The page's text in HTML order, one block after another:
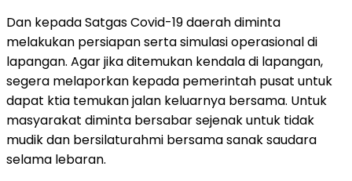
Dan kepada Satgas Covid-19 daerah diminta
melakukan persiapan serta simulasi operasional di
lapangan. Agar jika ditemukan kendala di lapangan,
segera melaporkan kepada pemerintah pusat untuk
dapat ktia temukan jalan keluarnya bersama. Untuk
masyarakat diminta bersabar sejenak untuk tidak
mudik dan bersilaturahmi bersama sanak saudara
selama lebaran.